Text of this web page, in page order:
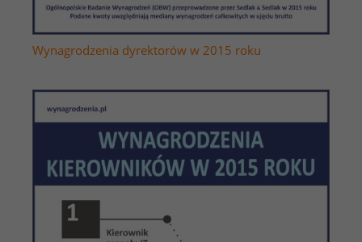
Wynagrodzenia dyrektorów w 2015 roku